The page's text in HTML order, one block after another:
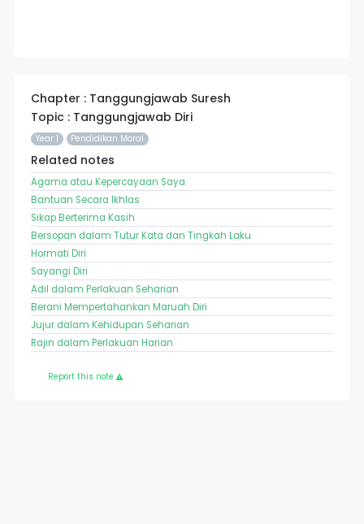
Chapter : Tanggungjawab Suresh
Topic : Tanggungjawab Diri
Year 1 Pendidikan Moral
Related notes
Agama atau Kepercayaan Saya
Bantuan Secara Ikhlas
Sikap Berterima Kasih
Bersopan dalam Tutur Kata dan Tingkah Laku
Hormati Diri
Sayangi Diri
Adil dalam Perlakuan Seharian
Berani Mempertahankan Maruah Diri
Jujur dalam Kehidupan Seharian
Rajin dalam Perlakuan Harian
Report this note